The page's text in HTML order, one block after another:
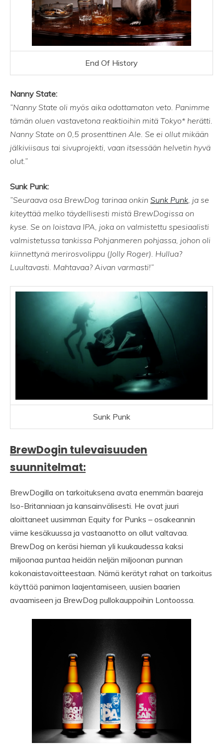
End Of History
Nanny State:
”Nanny State oli myös aika odottamaton veto. Panimme
tämän oluen vastavetona reaktioihin mitä Tokyo* herätti.
Nanny State on 0,5 prosenttinen Ale. Se ei ollut mikään
jälkiviisaus tai sivuprojekti, vaan itsessään helvetin hyvä
olut.”
Sunk Punk:
”Seuraava osa BrewDog tarinaa onkin Sunk Punk , ja se
kiteyttää melko täydellisesti mistä BrewDogissa on
kyse. Se on loistava IPA, joka on valmistettu spesiaalisti
valmistetussa tankissa Pohjanmeren pohjassa, johon oli
kiinnettynä merirosvolippu (Jolly Roger). Hullua?
Luultavasti. Mahtavaa? Aivan varmasti!”
Sunk Punk
BrewDogin tulevaisuuden
suunnitelmat:
BrewDogilla on tarkoituksena avata enemmän baareja
Iso-Britanniaan ja kansainvälisesti. He ovat juuri
aloittaneet uusimman Equity for Punks – osakeannin
viime kesäkuussa ja vastaanotto on ollut valtavaa.
BrewDog on keräsi hieman yli kuukaudessa kaksi
miljoonaa puntaa heidän neljän miljoonan punnan
kokonaistavoitteestaan. Nämä kerätyt rahat on tarkoitus
käyttää panimon laajentamiseen, uusien baarien
avaamiseen ja BrewDog pullokauppoihin Lontoossa.